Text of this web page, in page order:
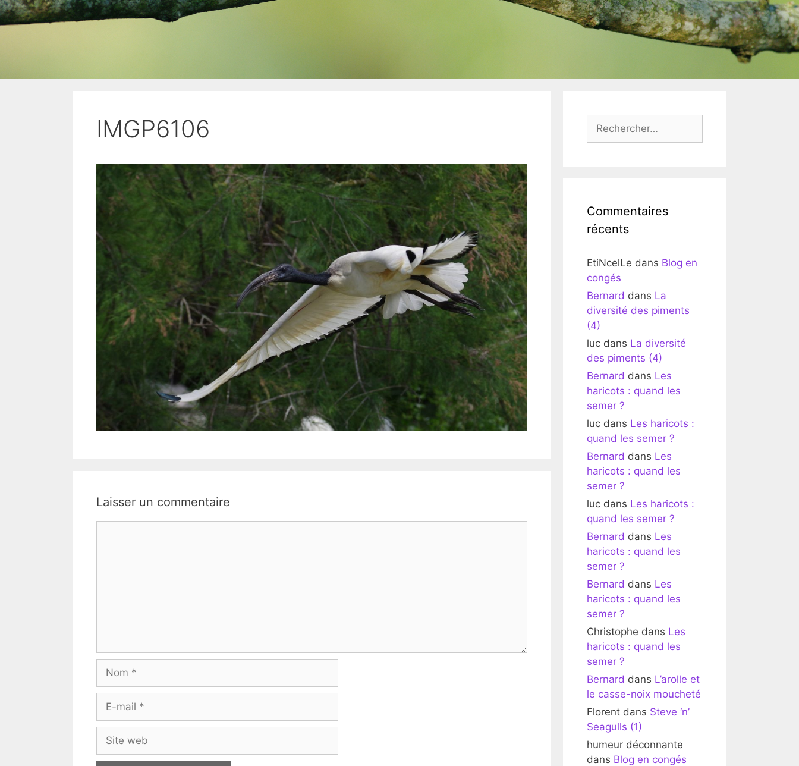
IMGP6106
Laisser un commentaire
mail
web
Commentaires
récents
EtiNcelLe dans Blog en
congés
Bernard dans La
diversité des piments
(4)
luc dans La diversité
des piments (4)
Bernard dans Les
haricots : quand les
semer ?
luc dans Les haricots :
quand les semer ?
Bernard dans Les
haricots : quand les
semer ?
luc dans Les haricots :
quand les semer ?
Bernard dans Les
haricots : quand les
semer ?
Bernard dans Les
haricots : quand les
semer ?
Christophe dans Les
haricots : quand les
semer ?
Bernard dans L’arolle et
le casse-noix moucheté
Florent dans Steve ‘n’
Seagulls (1)
humeur déconnante
dans Blog en congés